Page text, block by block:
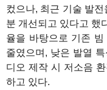
컸으나, 최근 기술 발
분 개선되고 있다고 했
율을 바탕으로 기존
줄였으며, 낮은 발열
디오 제작 시 저소음
하고 있다.